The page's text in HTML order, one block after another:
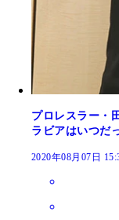
プロレスラー・
ラビアはいつだ
2020年08月07日